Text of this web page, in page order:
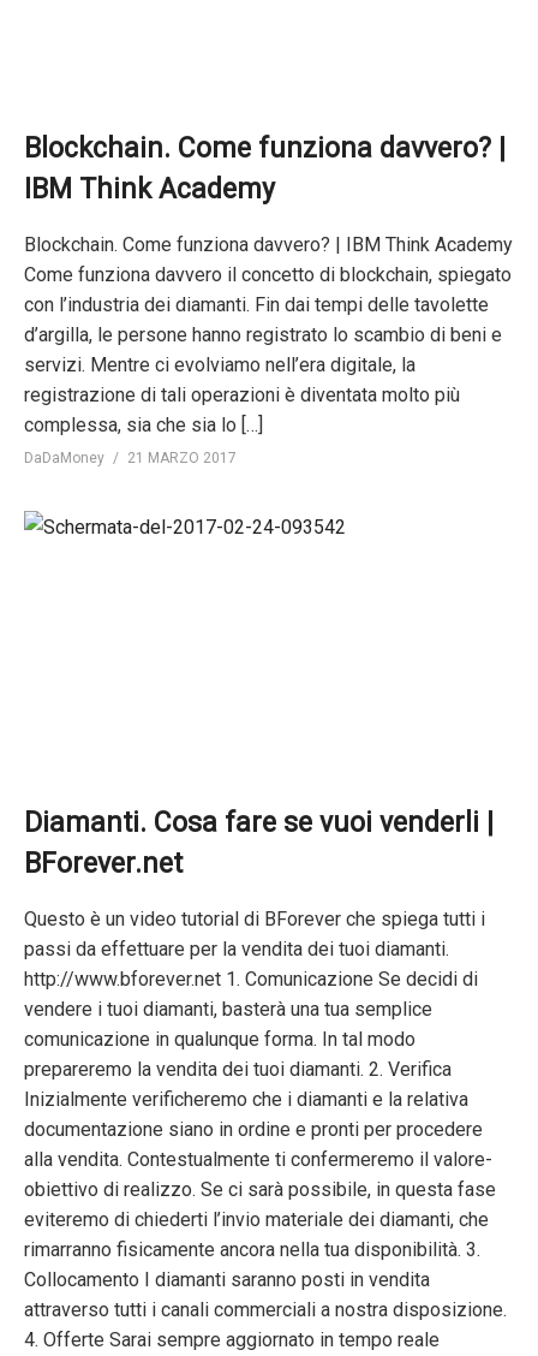
Blockchain. Come funziona davvero? |
IBM Think Academy
Blockchain. Come funziona davvero? | IBM Think Academy
Come funziona davvero il concetto di blockchain, spiegato
con l’industria dei diamanti. Fin dai tempi delle tavolette
d’argilla, le persone hanno registrato lo scambio di beni e
servizi. Mentre ci evolviamo nell’era digitale, la
registrazione di tali operazioni è diventata molto più
complessa, sia che sia lo […]
DaDaMoney 21 MARZO 2017
Diamanti. Cosa fare se vuoi venderli |
BForever.net
Questo è un video tutorial di BForever che spiega tutti i
passi da effettuare per la vendita dei tuoi diamanti.
http://www.bforever.net 1. Comunicazione Se decidi di
vendere i tuoi diamanti, basterà una tua semplice
comunicazione in qualunque forma. In tal modo
prepareremo la vendita dei tuoi diamanti. 2. Verifica
Inizialmente verificheremo che i diamanti e la relativa
documentazione siano in ordine e pronti per procedere
alla vendita. Contestualmente ti confermeremo il valore-
obiettivo di realizzo. Se ci sarà possibile, in questa fase
eviteremo di chiederti l’invio materiale dei diamanti, che
rimarranno fisicamente ancora nella tua disponibilità. 3.
Collocamento I diamanti saranno posti in vendita
attraverso tutti i canali commerciali a nostra disposizione.
4. Offerte Sarai sempre aggiornato in tempo reale